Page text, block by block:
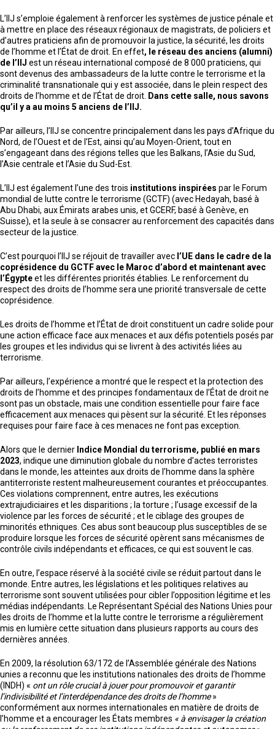
L’IIJ s’emploie également à renforcer les systèmes de justice pénale et
à mettre en place des réseaux régionaux de magistrats, de policiers et
d’autres praticiens afin de promouvoir la justice, la sécurité, les droits
de l’homme et l’État de droit. En effet, le réseau des anciens (alumni)
de l’IIJ est un réseau international composé de 8 000 praticiens, qui
sont devenus des ambassadeurs de la lutte contre le terrorisme et la
criminalité transnationale qui y est associée, dans le plein respect des
droits de l’homme et de l’État de droit. Dans cette salle, nous savons
qu’il y a au moins 5 anciens de l’IIJ.
Par ailleurs, l’IIJ se concentre principalement dans les pays d’Afrique du
Nord, de l’Ouest et de l’Est, ainsi qu’au Moyen-Orient, tout en
s’engageant dans des régions telles que les Balkans, l’Asie du Sud,
l’Asie centrale et l’Asie du Sud-Est.
L’IIJ est également l’une des trois institutions inspirées par le Forum
mondial de lutte contre le terrorisme (GCTF) (avec Hedayah, basé à
Abu Dhabi, aux Émirats arabes unis, et GCERF, basé à Genève, en
Suisse), et la seule à se consacrer au renforcement des capacités dans
secteur de la justice.
C’est pourquoi l’IIJ se réjouit de travailler avec l’UE dans le cadre de la
coprésidence du GCTF avec le Maroc d’abord et maintenant avec
l’Égypteet les différentes priorités établies. Le renforcement du
respect des droits de l’homme sera une priorité transversale de cette
coprésidence.
Les droits de l’homme et l’État de droit constituent un cadre solide pour
une action efficace face aux menaces et aux défis potentiels posés par
les groupes et les individus qui se livrent à des activités liées au
terrorisme.
Par ailleurs, l’expérience a montré que le respect et la protection des
droits de l’homme et des principes fondamentaux de l’État de droit ne
sont pas un obstacle, mais une condition essentielle pour faire face
efficacement aux menaces qui pèsent sur la sécurité. Et les réponses
requises pour faire face à ces menaces ne font pas exception.
Alors que le dernier Indice Mondial du terrorisme, publié en mars
2023, indique une diminution globale du nombre d’actes terroristes
dans le monde, les atteintes aux droits de l’homme dans la sphère
antiterroriste restent malheureusement courantes et préoccupantes.
Ces violations comprennent, entre autres, les exécutions
extrajudiciaires et les disparitions ; la torture ; l’usage excessif de la
violence par les forces de sécurité ; et le ciblage des groupes de
minorités ethniques. Ces abus sont beaucoup plus susceptibles de se
produire lorsque les forces de sécurité opèrent sans mécanismes de
contrôle civils indépendants et efficaces, ce qui est souvent le cas.
En outre, l’espace réservé à la société civile se réduit partout dans le
monde. Entre autres, les législations et les politiques relatives au
terrorisme sont souvent utilisées pour cibler l’opposition légitime et les
médias indépendants. Le Représentant Spécial des Nations Unies pour
les droits de l’homme et la lutte contre le terrorisme a régulièrement
mis en lumière cette situation dans plusieurs rapports au cours des
dernières années.
En 2009, la résolution 63/172 de l’Assemblée générale des Nations
unies a reconnu que les institutions nationales des droits de l’homme
(INDH) « ont un rôle crucial à jouer pour promouvoir et garantir
l’indivisibilité et l’interdépendance des droits de l’homme»
conformément aux normes internationales en matière de droits de
l’homme et a encourager les États membres « à envisager la création